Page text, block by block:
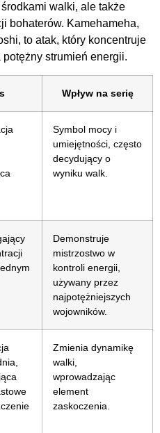
walki, ale także
bohaterów. Kamehameha,
to atak, który koncentruje
strumień energii.
Wpływ na serię
Symbol mocy i
umiejętności, często
decydujący o
wyniku walk.
Demonstruje
mistrzostwo w
kontroli energii,
używany przez
najpotężniejszych
wojowników.
Zmienia dynamikę
walki,
wprowadzając
element
zaskoczenia.